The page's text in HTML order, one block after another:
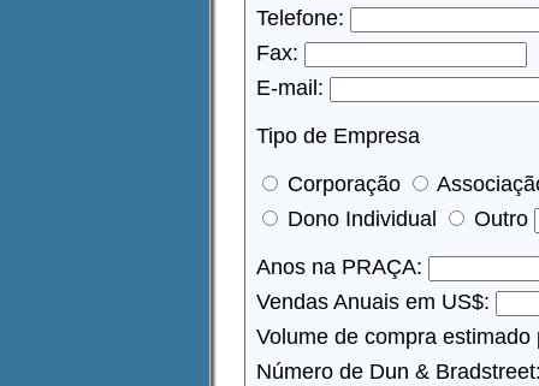
Telefone:
Fax:
E-mail:
Tipo de Empresa
Corporação
Dono Individual
Outro
Anos na PRAÇA:
Vendas Anuais em US$:
Volume de compra
Número de Dun &